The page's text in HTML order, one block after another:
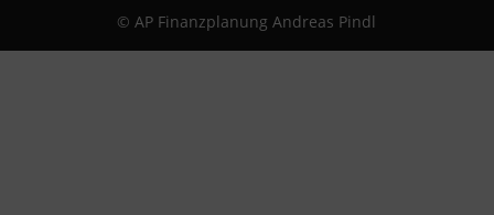
© AP Finanzplanung Andreas Pindl